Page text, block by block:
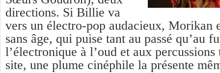
directions. Si Billie va
vers un électro-pop audacieux, Morikan
sans âge, qui puise tant au passé qu’au
l’électronique à l’oud et aux
site, une plume cinéphile la présente